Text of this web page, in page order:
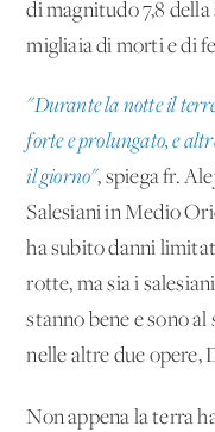
di magnitudo 7,8
migliaia di morti e di
"Durante la notte il
forte e prolungato, e
il giorno", spiega fr.
Salesiani in Medio
ha subito danni
rotte, ma sia i
stanno bene e sono
nelle altre due opere,
Non appena la terra